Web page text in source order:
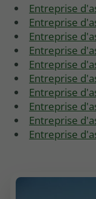
Entreprise
Entreprise
Entreprise
Entreprise
Entreprise
Entreprise
Entreprise
Entreprise
Entreprise
Entreprise